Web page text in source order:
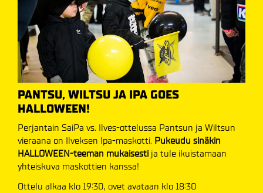
PANTSU, WILTSU JA IPA GOES
HALLOWEEN!
Perjantain SaiPa vs. Ilves-ottelussa Pantsun ja Wiltsun
vieraana on Ilveksen Ipa-maskotti. Pukeudu sinäkin
HALLOWEEN-teeman mukaisesti ja tule ikuistamaan
yhteiskuva maskottien kanssa!
Ottelu alkaa klo 19:30, ovet avataan klo 18:30